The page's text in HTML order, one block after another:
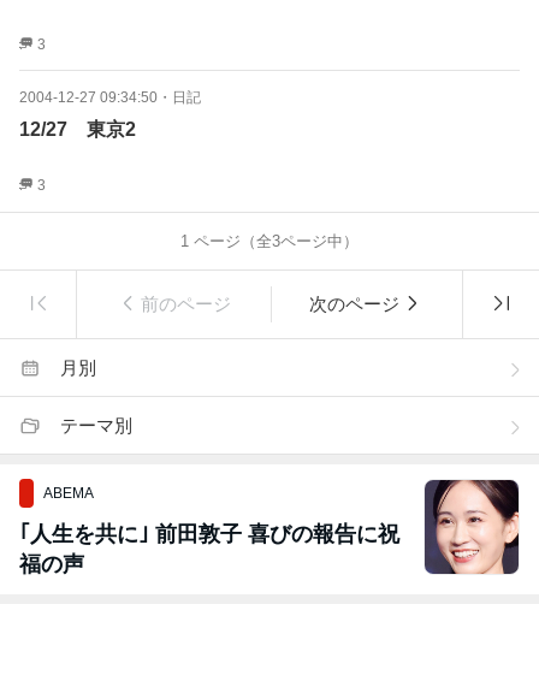
3
2004-12-27 09:34:50 ・ 日記
12/27 東京2
3
1 ページ（全3ページ中）
前のページ 次のページ
月別
テーマ別
ABEMA
｢人生を共に｣ 前田敦子 喜びの報告に祝
福の声